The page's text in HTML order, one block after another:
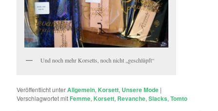
Und noch mehr Korsetts, noch nicht „geschlüpft“
Veröffentlicht unterAllgemein, Korsett, Unsere Mode |
Verschlagwortet mit Femme, Korsett, Revanche,Slacks,Tomto